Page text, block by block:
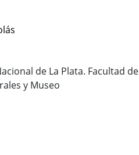
de La Plata. Facultad de
y Museo